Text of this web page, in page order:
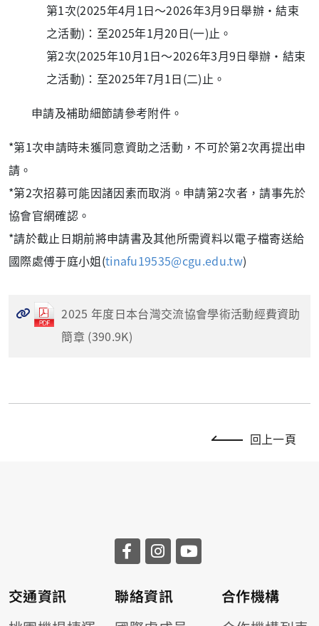
第1次(2025年4月1日〜2026年3月9日舉辦・結束
之活動)：至2025年1月20日(一)止。
第2次(2025年10月1日〜2026年3月9日舉辦・結束
之活動)：至2025年7月1日(二)止。
申請及補助細節請參考附件。
*第1次申請時未獲同意資助之活動，不可於第2次再提出申
請。
*第2次招募可能因諸因素而取消。申請第2次者，請事先於
協會官網確認。
*請於截止日期前將申請書及其他所需資料以電子檔寄送給
國際處傅于庭小姐(tinafu19535@cgu.edu.tw)
2025 年度日本台灣交流協會學術活動經費資助
簡章 (390.9K)
回上一頁
交通資訊
聯絡資訊
合作機構